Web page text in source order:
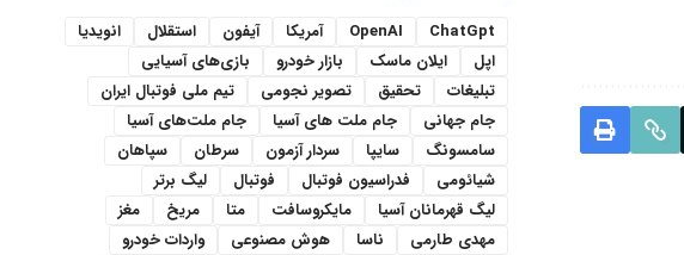
ChatGpt
OpenAI آمریکا آیفون استقلال
انویدیا
اپل
ایلان ماسک بازار خودرو
بازی‌های آسیایی
تبلیغات
تحقیق تصویر نجومی
تیم ملی فوتبال ایران
جام جهانی
جام ملت های آسیا
جام ملت‌های آسیا
سامسونگ
سایپا سردار آزمون سرطان
سپاهان
شیائومی
فدراسیون فوتبال فوتبال
لیگ برتر
لیگ قهرمانان آسیا
مایکروسافت متا مریخ
مغز
مهدی طارمی
ناسا هوش مصنوعی
واردات خودرو